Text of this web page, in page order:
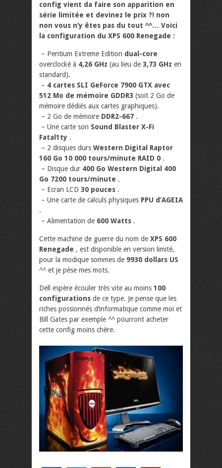
config vient da faire son apparition en
série limitée et devinez le prix ?! non
non vous n’y êtes pas du tout ^^… Voici
la configuration du XPS 600 Renegade :
– Pentium Extreme Edition dual-core
overclocké à 4,26 GHz (au lieu de 3,73 GHz en
standard).
– 4 cartes SLI GeForce 7900 GTX avec
512 Mo de mémoire GDDR3 (soit 2 Go de
mémoire dédiés aux cartes graphiques).
– 2 Go de mémoire DDR2-667 .
– Une carte son Sound Blaster X-Fi
Fatal1ty .
– 2 disques durs Western Digital Raptor
160 Go 10 000 tours/minute RAID 0 .
– Disque dur 400 Go Western Digital 400
Go 7200 tours/minute .
– Ecran LCD 30 pouces .
– Une carte de calculs physiques PPU d’AGEIA
.
– Alimentation de 600 Watts .
Cette machine de guerre du nom de XPS 600
Renegade , est disponible en version limité,
pour la modique sommes de 9930 dollars US
^^ et je pèse mes mots.
Dell espère écouler très vite au moins 100
configurations de ce type. Je pense que les
riches possionnés d’informatique comme moi et
Bill Gates par exemple ^^ pourront acheter
cette config moins chère.